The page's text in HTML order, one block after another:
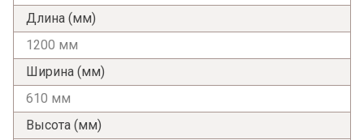
Длина (мм)
1200 мм
Ширина (мм)
610 мм
Высота (мм)